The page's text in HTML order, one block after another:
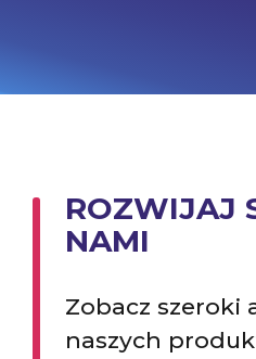
ROZWIJAJ
NAMI
Zobacz szeroki
naszych